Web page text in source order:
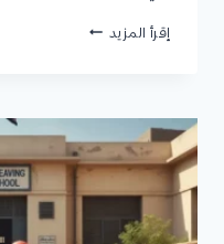
إقرأ المزيد رسوم
للوافدين
في
الجامعات
الحكومية
والخاصة